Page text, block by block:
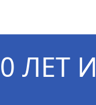
ЛЕТ